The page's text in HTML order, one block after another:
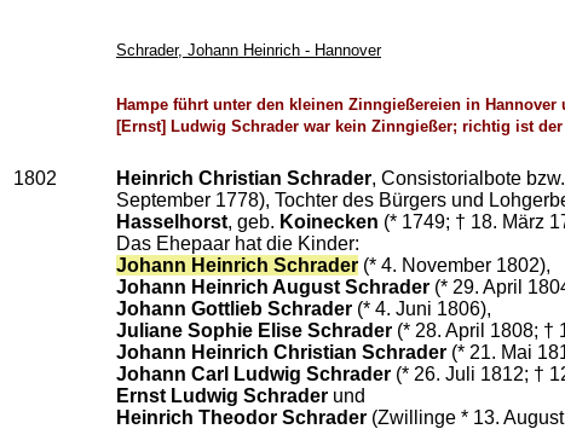
Schrader, Johann Heinrich - Hannover
Hampe führt unter den kleinen Zinngießereien in
[Ernst] Ludwig Schrader war kein Zinngießer; richtig ist
1802 Heinrich Christian Schrader, Consistorialbote
September 1778), Tochter des Bürgers und
Hasselhorst, geb. Koinecken (* 1749; † 18. März
Das Ehepaar hat die Kinder:
Johann Heinrich Schrader (* 4. November 1802),
Johann Heinrich August Schrader (* 29. April
Johann Gottlieb Schrader (* 4. Juni 1806),
Juliane Sophie Elise Schrader (* 28. April 1808; †
Johann Heinrich Christian Schrader (* 21. Mai
Johann Carl Ludwig Schrader (* 26. Juli 1812; †
Ernst Ludwig Schrader und
Heinrich Theodor Schrader (Zwillinge * 13.